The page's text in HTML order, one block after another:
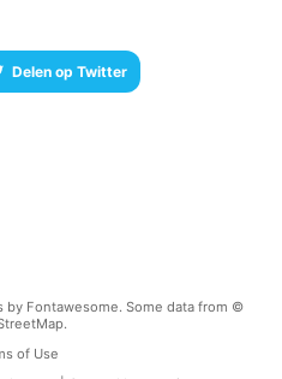
Delen op Twitter
by Fontawesome. Some data from ©
of Use